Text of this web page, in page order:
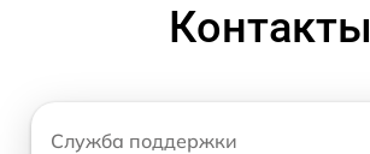
Контакты
Служба поддержки